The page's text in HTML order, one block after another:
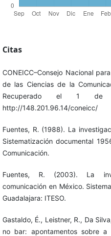
Citas
CONEICC–Consejo Nacional
de las Ciencias de la
Recuperado el 1
http://148.201.96.14/coneicc/
Fuentes, R. (1988). La
Sistematización documental
Comunicación.
Fuentes, R. (2003). La
comunicación en México.
Guadalajara: ITESO.
Gastaldo, É., Leistner, R., Da
no bar: apontamentos sobre